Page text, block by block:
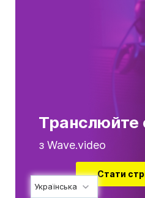
Транслюйте
з Wave.video
Стати
Українська